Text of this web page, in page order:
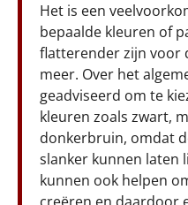
Het is een
bepaalde kleuren of
flatterender zijn voor
meer. Over het
geadviseerd om te
kleuren zoals zwart,
donkerbruin, omdat
slanker kunnen laten
kunnen ook helpen